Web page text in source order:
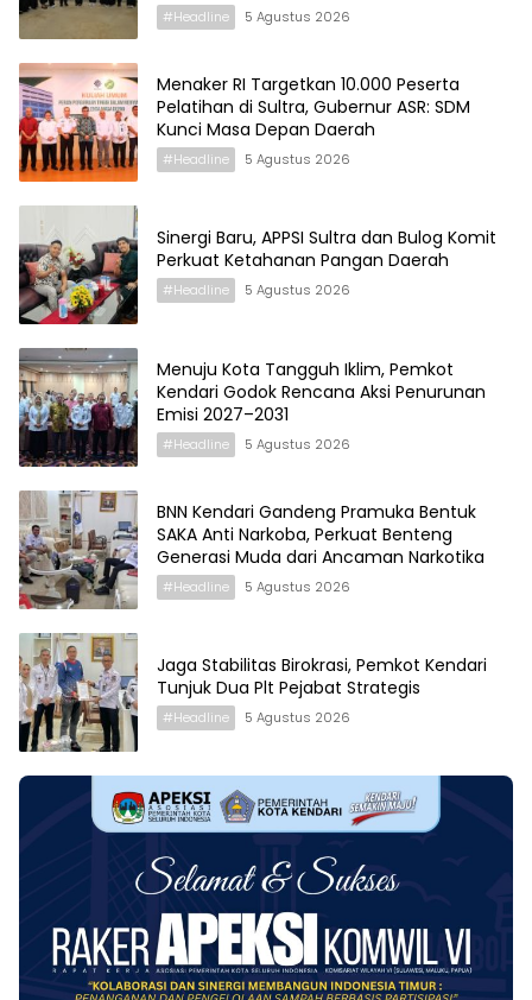
#Headline 5 Agustus 2026
Menaker RI Targetkan 10.000 Peserta
Pelatihan di Sultra, Gubernur ASR: SDM
Kunci Masa Depan Daerah
#Headline 5 Agustus 2026
Sinergi Baru, APPSI Sultra dan Bulog Komit
Perkuat Ketahanan Pangan Daerah
#Headline 5 Agustus 2026
Menuju Kota Tangguh Iklim, Pemkot
Kendari Godok Rencana Aksi Penurunan
Emisi 2027–2031
#Headline 5 Agustus 2026
BNN Kendari Gandeng Pramuka Bentuk
SAKA Anti Narkoba, Perkuat Benteng
Generasi Muda dari Ancaman Narkotika
#Headline 5 Agustus 2026
Jaga Stabilitas Birokrasi, Pemkot Kendari
Tunjuk Dua Plt Pejabat Strategis
#Headline 5 Agustus 2026